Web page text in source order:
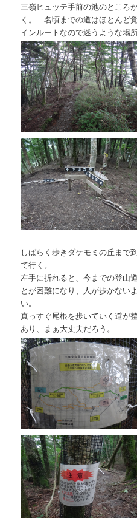
三嶺ヒュッテ手前の池のところ
く。 名頃までの道はほとん
インルートなので迷うような場
しばらく歩きダケモミの丘ま
て行く。
左手に折れると、今までの登山
とが困難になり、人が歩かない
い。
真っすぐ尾根を歩いていく道
あり、まぁ大丈夫だろう。